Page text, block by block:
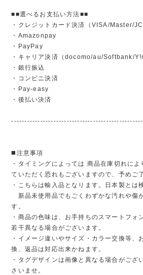
■■選べるお支払い方法■■
・クレジットカード決済（VISA/Master/
・Amazonpay
・PayPay
・キャリア決済（docomo/au/Softbank/
・銀行振込
・コンビニ決済
・Pay-easy
・後払い決済
◼️注意事項
・タイミングによっては 商品在庫切れに
ていただく恐れもございますので、予めご
・こちらは輸入品となります。日本製とは
新品未使用品でもごくわずかな汚れや傷
す。
・商品の色味は、お手持ちのスマートフォ
若干異なる場合がございます。
・イメージ違いやサイズ・カラー交換等、
換、返品は対応出来かねます。
・タグデザインは画像と異なる場合がござ
さいませ。